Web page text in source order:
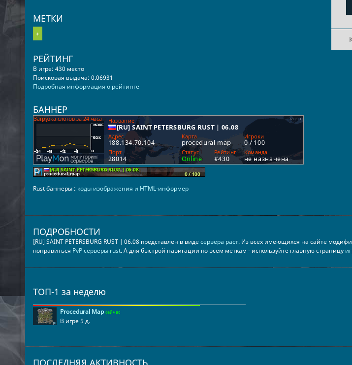
МЕТКИ
+
РЕЙТИНГ
В игре: 430 место
Поисковая выдача: 0.06931
Подробная информация о рейтинге
БАННЕР
Rust баннеры : коды изображения и HTML-информер
ПОДРОБНОСТИ
[RU] SAINT PETERSBURG RUST | 06.08 представлен в видесервера раст. Из всех имеющихся на сайте
понравиться PvP серверы rust. А для быстрой навигации по всем меткам - используйте главную страницу
ТОП-1 за неделю
Procedural Map сейчас
В игре 5 д.
ПОСЛЕДНЯЯ АКТИВНОСТЬ